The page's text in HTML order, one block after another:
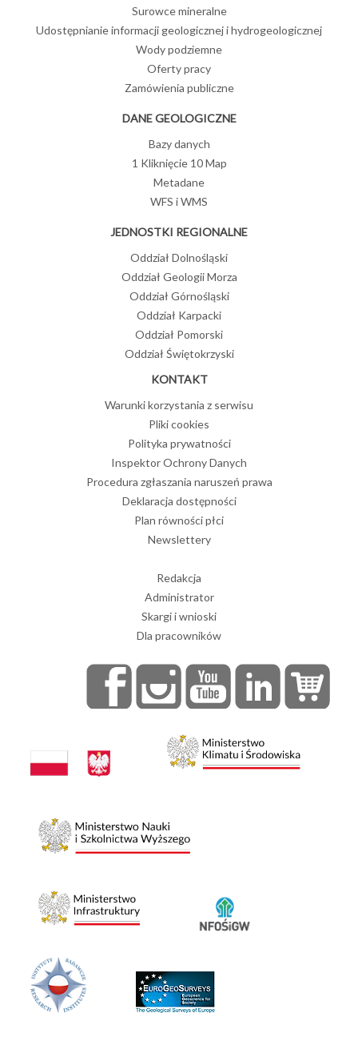
Surowce mineralne
Udostępnianie informacji geologicznej i hydrogeologicznej
Wody podziemne
Oferty pracy
Zamówienia publiczne
DANE GEOLOGICZNE
Bazy danych
1 Kliknięcie 10 Map
Metadane
WFS i WMS
JEDNOSTKI REGIONALNE
Oddział Dolnośląski
Oddział Geologii Morza
Oddział Górnośląski
Oddział Karpacki
Oddział Pomorski
Oddział Świętokrzyski
KONTAKT
Warunki korzystania z serwisu
Pliki cookies
Polityka prywatności
Inspektor Ochrony Danych
Procedura zgłaszania naruszeń prawa
Deklaracja dostępności
Plan równości płci
Newslettery
Redakcja
Administrator
Skargi i wnioski
Dla pracowników